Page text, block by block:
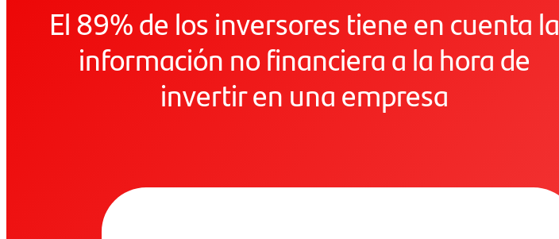
El 89% de los inversores tiene en cuenta la
información no financiera a la hora de
invertir en una empresa